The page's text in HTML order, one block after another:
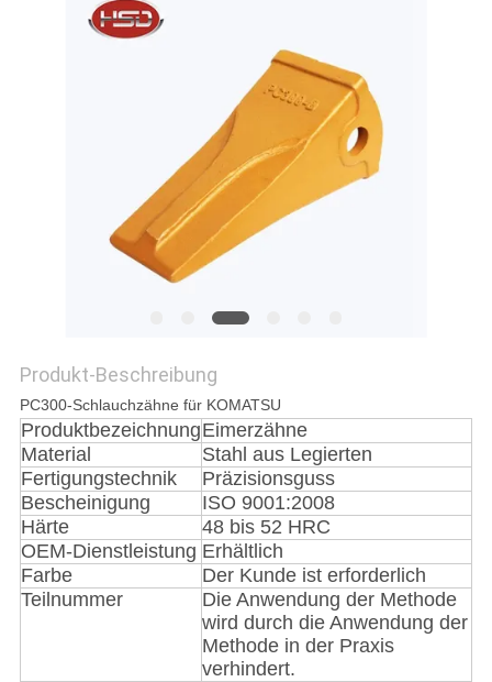
VERBINDUNG
PRIVACY
POLICY
Produkt-Beschreibung
PC300-Schlauchzähne für KOMATSU
ProduktbezeichnungEimerzähne
Material
Stahl aus Legierten
Fertigungstechnik
Präzisionsguss
Bescheinigung
ISO 9001:2008
Härte
48 bis 52 HRC
OEM-Dienstleistung Erhältlich
Farbe
Der Kunde ist erforderlich
Teilnummer
Die Anwendung der Methode
wird durch die Anwendung der
Methode in der Praxis
verhindert.